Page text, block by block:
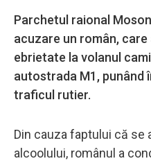
Parchetul raional
acuzare un român,
ebrietate la volanul
autostrada M1, punând
traficul rutier.
Din cauza faptului că se
alcoolului, românul a